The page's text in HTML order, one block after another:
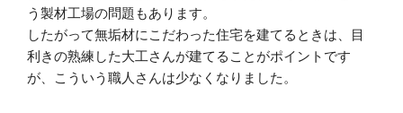
う製材工場の問題もあります。
したがって無垢材にこだわった住宅を建てるときは、目
利きの熟練した大工さんが建てることがポイントです
が、こういう職人さんは少なくなりました。